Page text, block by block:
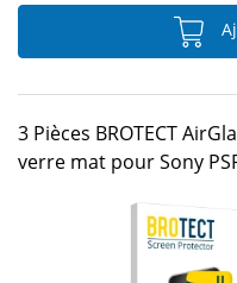
3 Pièces BROTECT
verre mat pour Sony